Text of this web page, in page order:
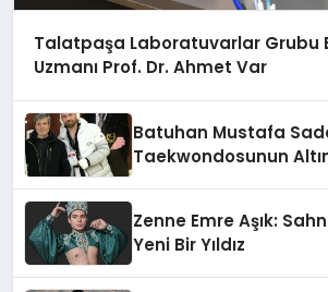
Talatpaşa Laboratuvarlar Grubu
Uzmanı Prof. Dr. Ahmet Var
Batuhan Mustafa
Taekwondosunun
Zenne Emre Aşık:
Yeni Bir Yıldız